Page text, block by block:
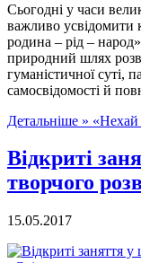
Сьогодні у часи
важливо усвідомити
родина – рід –
природний шлях
гуманістичної суті,
самосвідомості й
Детальніше » «Нехай
Відкриті
творчого
15.05.2017